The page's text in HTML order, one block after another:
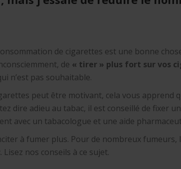
de cigarettes est une bonne
de « tirer » plus fort sur vos
n’est pas souhaitable.
peut être motivant, cela vous apprend
dire adieu au tabac, il est conseillé de fixer
avec un tabacologue et une aide
à fumer plus. Pour de nombreux fumeurs,
. Lisez nos conseils à ce sujet.